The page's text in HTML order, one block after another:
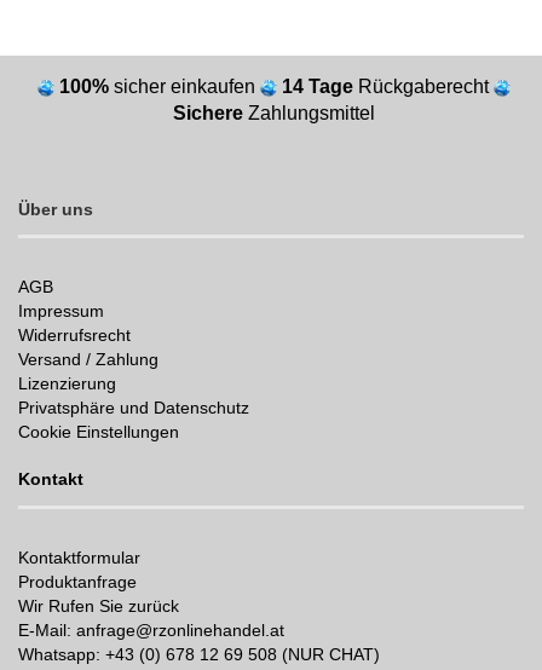
100% sicher einkaufen 14 Tage Rückgaberecht
Sichere Zahlungsmittel
Über uns
AGB
Impressum
Widerrufsrecht
Versand / Zahlung
Lizenzierung
Privatsphäre und Datenschutz
Cookie Einstellungen
Kontakt
Kontaktformular
Produktanfrage
Wir Rufen Sie zurück
E-Mail: anfrage@rzonlinehandel.at
Whatsapp: +43 (0) 678 12 69 508 (NUR CHAT)